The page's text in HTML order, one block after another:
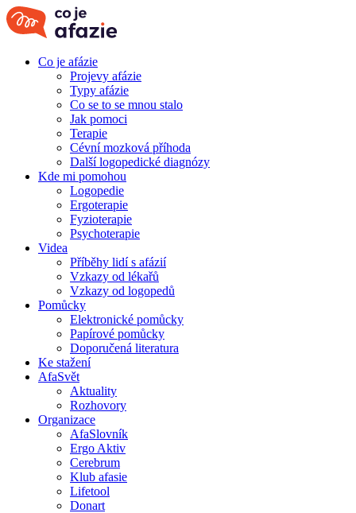
Co je afázie
Projevy afázie
Typy afázie
Co se to se mnou stalo
Jak pomoci
Terapie
Cévní mozková příhoda
Další logopedické diagnózy
Kde mi pomohou
Logopedie
Ergoterapie
Fyzioterapie
Psychoterapie
Videa
Příběhy lidí s afázií
Vzkazy od lékařů
Vzkazy od logopedů
Pomůcky
Elektronické pomůcky
Papírové pomůcky
Doporučená literatura
Ke stažení
AfaSvět
Aktuality
Rozhovory
Organizace
AfaSlovník
Ergo Aktiv
Cerebrum
Klub afasie
Lifetool
Donart